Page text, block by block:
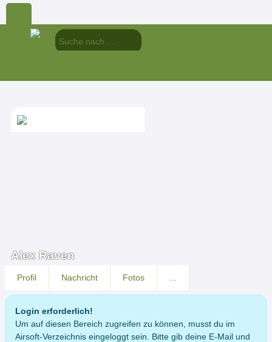
Alex Raven
Profil Nachricht Fotos
Login erforderlich!
Um auf diesen Bereich zugreifen zu können, musst du im
Airsoft-Verzeichnis eingeloggt sein. Bitte gib deine E-Mail und